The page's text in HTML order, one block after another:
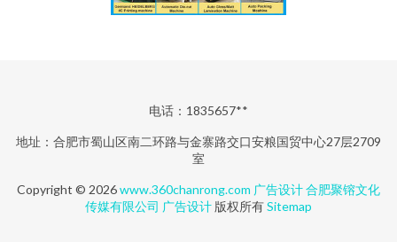
电话：1835657**
地址：合肥市蜀山区南二环路与金寨路交口安粮国贸中心27层2709
室
Copyright © 2026www.360chanrong.com 广告设计合肥聚镕文化
传媒有限公司 广告设计 版权所有Sitemap